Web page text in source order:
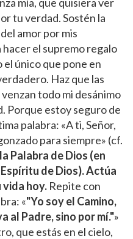
tu verdad. Sostén la
amor por mis
hacer el supremo regalo
único que pone en
Haz que las
todo mi desánimo
Porque estoy seguro de
palabra: «A ti, Señor,
para siempre» (cf.
Palabra de Dios (en
de Dios). Actúa
vida hoy. Repite con
«"Yo soy el Camino,
al Padre, sino por mí."»
que estás en el cielo,